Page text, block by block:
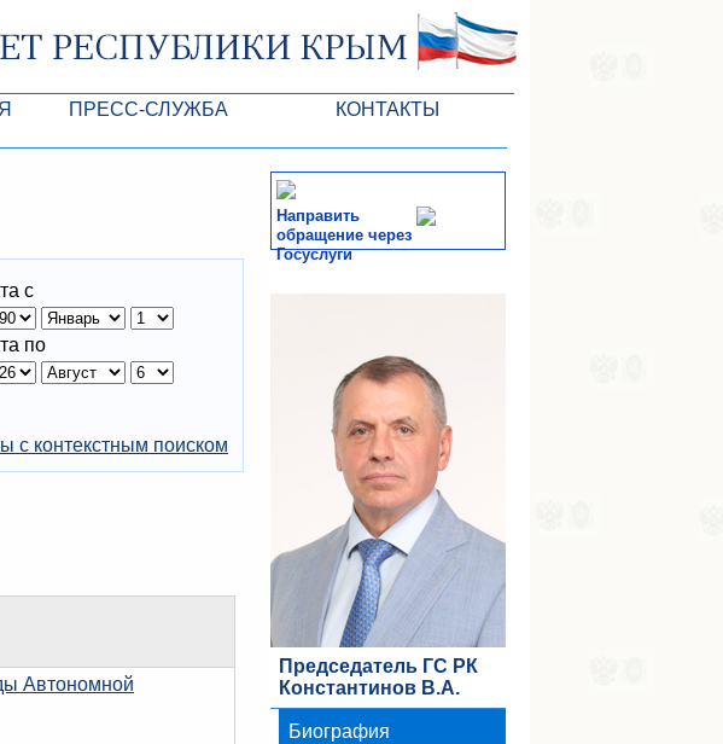
правовых и иных актов ГС
ПРЕСС-СЛУЖБА
Контакты пресс-службы
КОНТАКТЫ
с
по
с контекстным поиском
Автономной
Направить
обращение через
Госуслуги
Председатель ГС РК
Константинов В.А.
Биография